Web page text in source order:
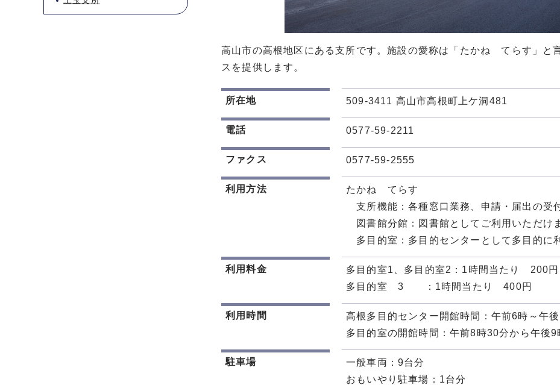
高山市の高根地区にある支所です。施設の愛称は「たかね てらす」と
スを提供します。
所在地 509-3411 高山市高根町上ケ洞481
電話 0577-59-2211
ファクス 0577-59-2555
利用方法
たかね てらす
支所機能：各種窓口業務、申請・届出の受
図書館分館：図書館としてご利用いただけ
多目的室：多目的センターとして多目的に
利用料金
多目的室1、多目的室2：1時間当たり 200円
多目的室 3 ：1時間当たり 400円
利用時間
高根多目的センター開館時間：午前6時～午
多目的室の開館時間：午前8時30分から午後9
駐車場
一般車両：9台分
おもいやり駐車場：1台分